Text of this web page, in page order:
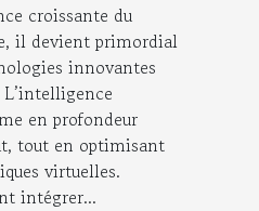
croissante du
il devient primordial
innovantes
en profondeur
tout en optimisant
virtuelles.
intégrer...